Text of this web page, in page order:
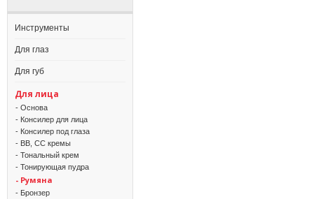
Инструменты
Для глаз
Для губ
Для лица
- Основа
- Консилер для лица
- Консилер под глаза
- BB, CC кремы
- Тональный крем
- Тонирующая пудра
- Румяна
- Бронзер